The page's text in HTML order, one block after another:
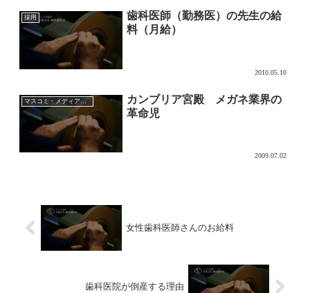
採用
歯科医師（勤務医）の先生の給
料（月給）
2010.05.10
マスコミ・メディア・講演
カンブリア宮殿 メガネ業界の
革命児
2009.07.02
女性歯科医師さんのお給料
歯科医院が倒産する理由